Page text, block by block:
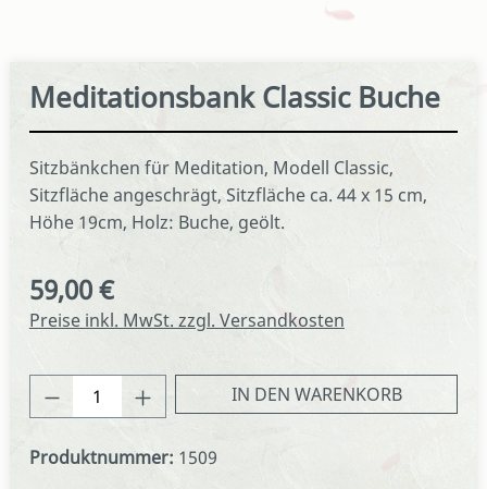
Meditationsbank Classic Buche
Sitzbänkchen für Meditation, Modell Classic,
Sitzfläche angeschrägt, Sitzfläche ca. 44 x 15 cm,
Höhe 19cm, Holz: Buche, geölt.
Regulärer Preis:
59,00 €
Preise inkl. MwSt. zzgl. Versandkosten
Produkt Anzahl: Gib denIN DEN WARENKORB
Produktnummer: 1509